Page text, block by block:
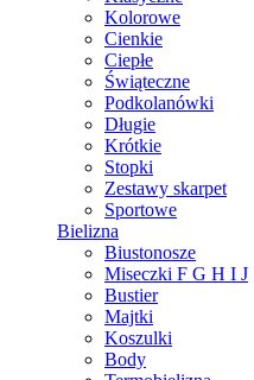
Kolorowe
Cienkie
Ciepłe
Świąteczne
Podkolanówki
Długie
Krótkie
Stopki
Zestawy skarpet
Sportowe
Bielizna
Biustonosze
Miseczki F G H I J
Bustier
Majtki
Koszulki
Body